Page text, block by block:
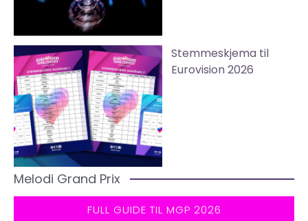
Stemmeskjema til
Eurovision 2026
Melodi Grand Prix
FULL GUIDE TIL MGP 2026